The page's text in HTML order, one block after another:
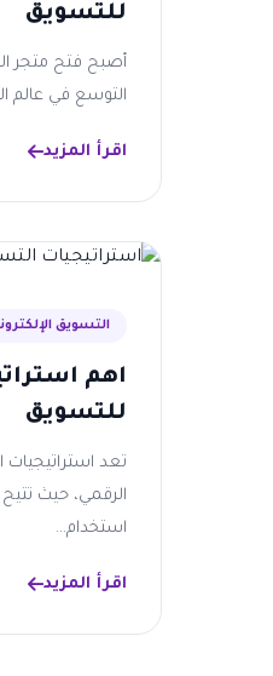
للتسويق
أصبح فتح متجر
التوسع في عالم
اقرأ المزيد
التسويق
اهم
للتسويق
تعد استراتيجيات
الرقمي، حيث
استخدام...
اقرأ المزيد